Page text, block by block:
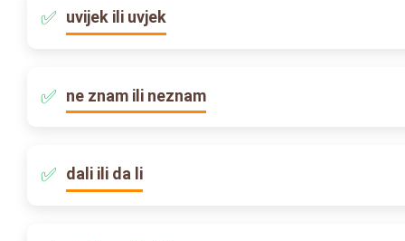
uvijek ili uvjek
ne znam ili neznam
dali ili da li